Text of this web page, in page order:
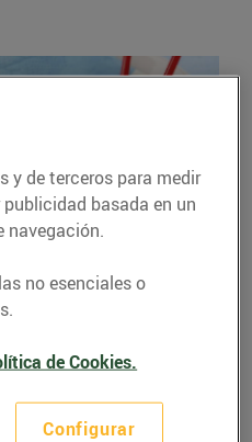
y de terceros para medir
basada en un
navegación.
no esenciales o
de Cookies.
Configurar